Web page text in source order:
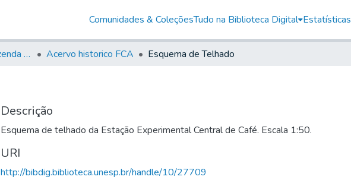
Comunidades & ColeçõesTudo na Biblioteca Digital Estatísticas
Acervo Histório - Fazenda Lageado Acervo historico FCA Esquema de Telhado
Descrição
Esquema de telhado da Estação Experimental Central de Café. Escala 1:50.
URI
http://bibdig.biblioteca.unesp.br/handle/10/27709